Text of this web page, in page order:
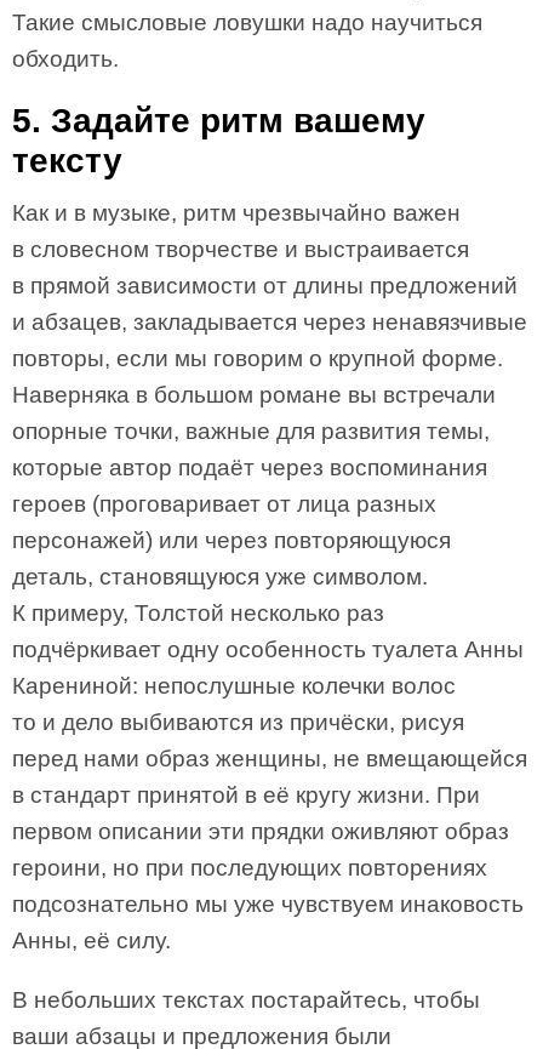
Такие смысловые ловушки надо научиться
обходить.
5. Задайте ритм вашему
тексту
Как и в музыке, ритм чрезвычайно важен
в словесном творчестве и выстраивается
в прямой зависимости от длины предложений
и абзацев, закладывается через ненавязчивые
повторы, если мы говорим о крупной форме.
Наверняка в большом романе вы встречали
опорные точки, важные для развития темы,
которые автор подаёт через воспоминания
героев (проговаривает от лица разных
персонажей) или через повторяющуюся
деталь, становящуюся уже символом.
К примеру, Толстой несколько раз
подчёркивает одну особенность туалета Анны
Карениной: непослушные колечки волос
то и дело выбиваются из причёски, рисуя
перед нами образ женщины, не вмещающейся
в стандарт принятой в её кругу жизни. При
первом описании эти прядки оживляют образ
героини, но при последующих повторениях
подсознательно мы уже чувствуем инаковость
Анны, её силу.
В небольших текстах постарайтесь, чтобы
ваши абзацы и предложения были